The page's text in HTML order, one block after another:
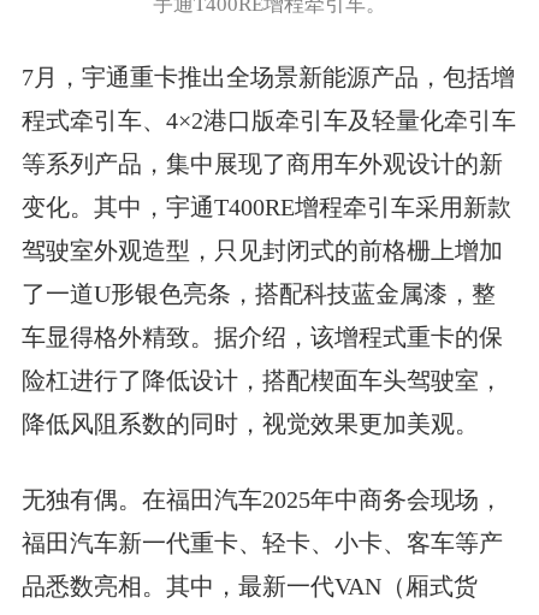
宇通T400RE增程牵引车。
7月，宇通重卡推出全场景新能源产品，包括增
程式牵引车、4×2港口版牵引车及轻量化牵引车
等系列产品，集中展现了商用车外观设计的新
变化。其中，宇通T400RE增程牵引车采用新款
驾驶室外观造型，只见封闭式的前格栅上增加
了一道U形银色亮条，搭配科技蓝金属漆，整
车显得格外精致。据介绍，该增程式重卡的保
险杠进行了降低设计，搭配楔面车头驾驶室，
降低风阻系数的同时，视觉效果更加美观。
无独有偶。在福田汽车2025年中商务会现场，
福田汽车新一代重卡、轻卡、小卡、客车等产
品悉数亮相。其中，最新一代VAN（厢式货